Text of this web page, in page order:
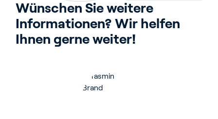
Wünschen Sie weitere
Informationen? Wir helfen
Ihnen gerne weiter!